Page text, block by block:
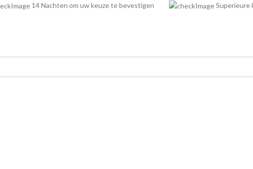
14 Nachten om uw keuze te bevestigen